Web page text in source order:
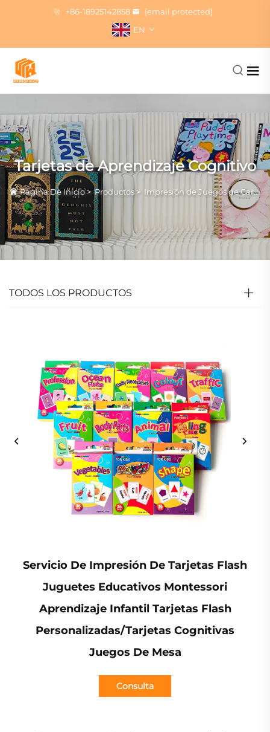
+86-18925142858
[email protected]
EN
Tarjetas de Aprendizaje Cognitivo
Página De Inicio>Productos > Impresión de Juegos de Cartas
TODOS LOS PRODUCTOS
Servicio De Impresión De Tarjetas Flash
Juguetes Educativos Montessori
Aprendizaje Infantil Tarjetas Flash
Personalizadas/Tarjetas Cognitivas
Juegos De Mesa
Consulta